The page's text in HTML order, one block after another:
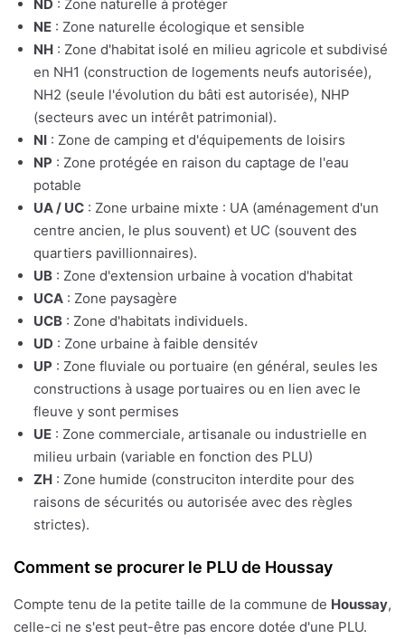
ND : Zone naturelle à protéger
NE : Zone naturelle écologique et sensible
NH : Zone d'habitat isolé en milieu agricole et subdivisé
en NH1 (construction de logements neufs autorisée),
NH2 (seule l'évolution du bâti est autorisée), NHP
(secteurs avec un intérêt patrimonial).
NI : Zone de camping et d'équipements de loisirs
NP : Zone protégée en raison du captage de l'eau
potable
UA / UC : Zone urbaine mixte : UA (aménagement d'un
centre ancien, le plus souvent) et UC (souvent des
quartiers pavillionnaires).
UB : Zone d'extension urbaine à vocation d'habitat
UCA : Zone paysagère
UCB : Zone d'habitats individuels.
UD : Zone urbaine à faible densitév
UP : Zone fluviale ou portuaire (en général, seules les
constructions à usage portuaires ou en lien avec le
fleuve y sont permises
UE : Zone commerciale, artisanale ou industrielle en
milieu urbain (variable en fonction des PLU)
ZH : Zone humide (construciton interdite pour des
raisons de sécurités ou autorisée avec des règles
strictes).
Comment se procurer le PLU de Houssay
Compte tenu de la petite taille de la commune de Houssay,
celle-ci ne s'est peut-être pas encore dotée d'une PLU.